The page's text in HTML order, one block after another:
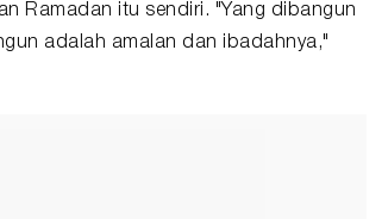
Ramadan itu sendiri. "Yang dibangun
adalah amalan dan ibadahnya,"